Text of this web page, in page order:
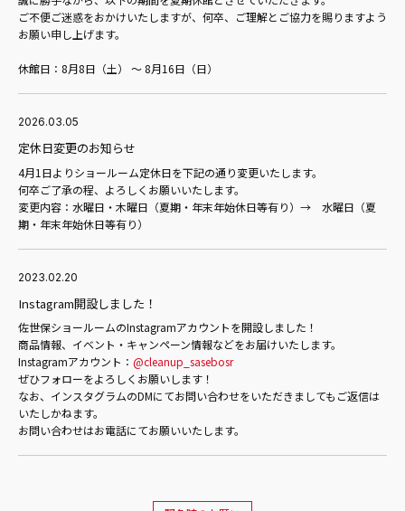
ご不便ご迷惑をおかけいたしますが、何卒、ご理解とご協力を賜りますよう
お願い申し上げます。
休館日：8月8日（土） ～ 8月16日（日）
2026.03.05
定休日変更のお知らせ
4月1日よりショールーム定休日を下記の通り変更いたします。
何卒ご了承の程、よろしくお願いいたします。
変更内容：水曜日・木曜日（夏期・年末年始休日等有り）→ 水曜日（夏
期・年末年始休日等有り）
2023.02.20
Instagram開設しました！
佐世保ショールームのInstagramアカウントを開設しました！
商品情報、イベント・キャンペーン情報などをお届けいたします。
Instagramアカウント： @cleanup_sasebosr
ぜひフォローをよろしくお願いします！
なお、インスタグラムのDMにてお問い合わせをいただきましてもご返信は
いたしかねます。
お問い合わせはお電話にてお願いいたします。